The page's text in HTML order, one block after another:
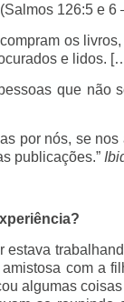
126:5 e
os
e lidos.
que não
por nós, se
publicações.”
estava
com a
algumas